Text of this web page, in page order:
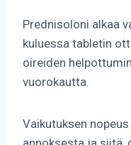
Prednisoloni alkaa
kuluessa tabletin
oireiden
vuorokautta.
Vaikutuksen